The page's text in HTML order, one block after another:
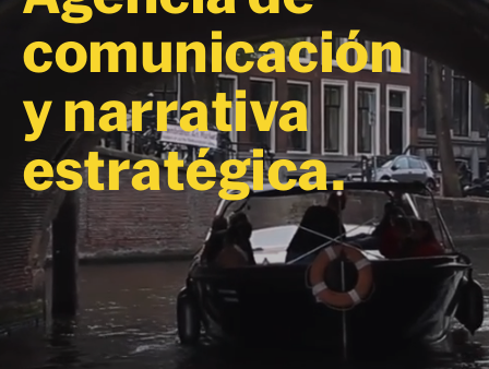
comunicación
y narrativa
estratégica.